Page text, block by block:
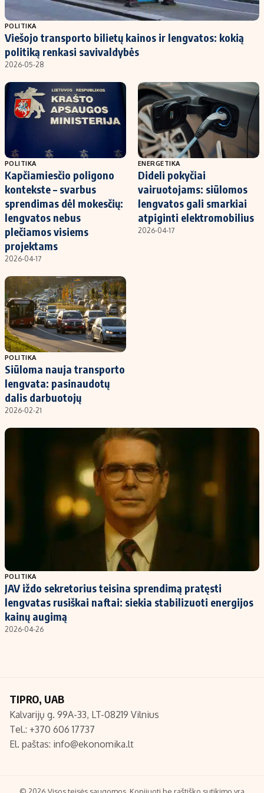
Populiarios temos
Investavimas
Akcijų rinka
Saulės elektrinės
Kriptovaliutos
Infliacija
Titulinis
Nedarbo išmokos skaičiuoklė
Indėlių skaičiuoklė
Būsto finansai
Įdomios naujienos
Redakcija
Apie mus
Redakcijos politika
Privatumo politika
Turinio žymėjimo taisyklės
Regionų naujienos
Indėlių palūkanos
POLITIKA
Viešojo transporto bilietų kainos ir lengvatos: kokią
politiką renkasi savivaldybės
2026-05-28
POLITIKA
Kapčiamiesčio poligono
kontekste – svarbus
sprendimas dėl mokesčių:
lengvatos nebus
plečiamos visiems
projektams
2026-04-17
ENERGETIKA
Dideli pokyčiai
vairuotojams: siūlomos
lengvatos gali smarkiai
atpiginti elektromobilius
2026-04-17
POLITIKA
Siūloma nauja transporto
lengvata: pasinaudotų
dalis darbuotojų
2026-02-21
POLITIKA
JAV iždo sekretorius teisina sprendimą pratęsti
lengvatas rusiškai naftai: siekia stabilizuoti energijos
kainų augimą
2026-04-26
TIPRO, UAB
Kalvarijų g. 99A-33, LT-08219 Vilnius
Tel.: +370 606 17737
El. paštas: info@ekonomika.lt
© 2026 Visos teisės saugomos. Kopijuoti be raštiško sutikimo yra